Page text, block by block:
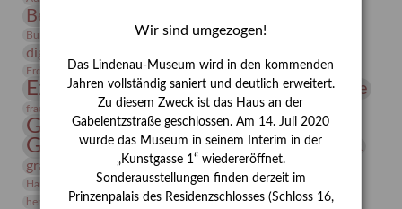
Bernhard August von Lindenau
Burg Posterstein Conrad Felixmüller Depot
digitallabor
Erdmann Julius Dietrich
Erlebnisportal estrusker Exlibris
Expressionismus Festrede Florenz Fotografie
frauen Frauen in der Antike und heute
Gerhard-Altenbourg-Preis
Gerhard Altenbourg
Gerhard Kurt Müller
grafische sammlung griechische Mythologie
Hanns-Conon von der Gabelentz Heinrich Kirchhoff Heldinnen
herman de vries Humboldt
Insekten
Wir sind umgezogen!
Das Lindenau-Museum wird in den kommenden
Jahren vollständig saniert und deutlich erweitert.
Zu diesem Zweck ist das Haus an der
Gabelentzstraße geschlossen. Am 14. Juli 2020
wurde das Museum in seinem Interim in der
„Kunstgasse 1“ wiedereröffnet.
Sonderausstellungen finden derzeit im
Prinzenpalais des Residenzschlosses (Schloss 16,